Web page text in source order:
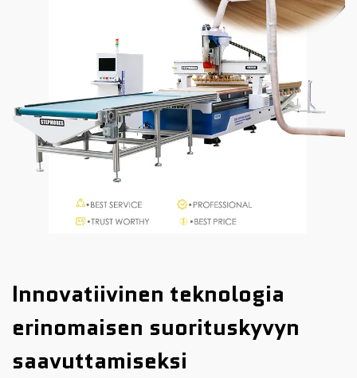
Innovatiivinen teknologia
erinomaisen suorituskyvyn
saavuttamiseksi